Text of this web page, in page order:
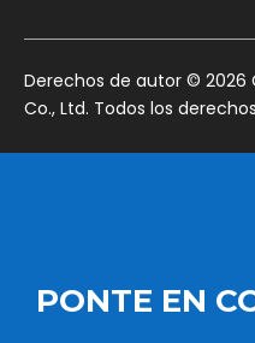
​Derechos de autor © 2026
Co., Ltd. Todos los
PONTE EN